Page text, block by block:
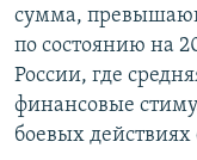
сумма,
по состоянию на
России, где
финансовые
боевых